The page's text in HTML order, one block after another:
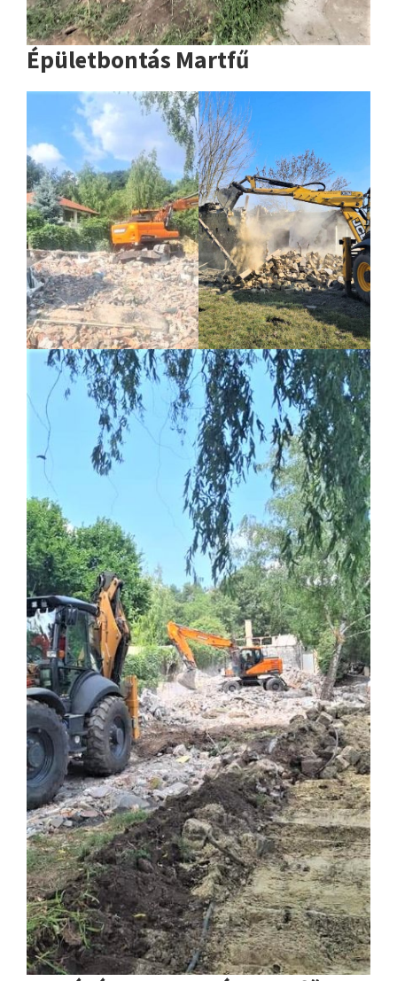
Épületbontás Martfű